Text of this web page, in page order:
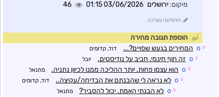
מיקום: ירושלים 03/06/2026 01:15
46
ההודעה נערכה
הוספת תגובה מהירה
☼
o המחירים בגעש שפויים?... דוד, קדומים
☼
o זה חוף חינמי. חביב על נודיסטים. יובל
☼
o הוא עצמו פחות. יותר ההליכה ממנו לכיוון נתניה. מתנאל
☼
o לא נראה לי שהבנתם את הבדיחה/עקיצה.. דוד, קדומים
☼
o לא הבנתי האמת. יכול להסביר? מתנאל